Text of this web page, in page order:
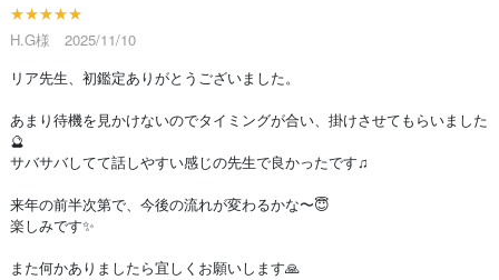
★★★★★
H.G様 2025/11/10
リア先生、初鑑定ありがとうございました。
あまり待機を見かけないのでタイミングが合い、掛けさせてもらいました
🔮
サバサバしてて話しやすい感じの先生で良かったです♫
来年の前半次第で、今後の流れが変わるかな〜😇
楽しみです✨
また何かありましたら宜しくお願いします🙏